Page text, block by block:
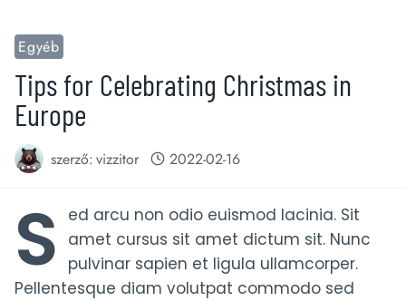
Egyéb
Tips for Celebrating Christmas in
Europe
szerző:vizzitor 2022-02-16
S
ed arcu non odio euismod lacinia. Sit
amet cursus sit amet dictum sit. Nunc
pulvinar sapien et ligula ullamcorper.
Pellentesque diam volutpat commodo sed